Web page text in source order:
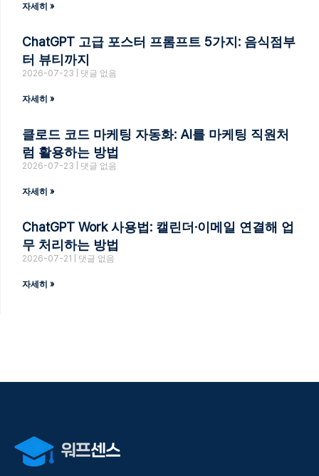
자세히 »
ChatGPT 고급 포스터 프롬프트 5가지: 음식점부
터 뷰티까지
2026-07-23 댓글 없음
자세히 »
클로드 코드 마케팅 자동화: AI를 마케팅 직원처
럼 활용하는 방법
2026-07-23 댓글 없음
자세히 »
ChatGPT Work 사용법: 캘린더·이메일 연결해 업
무 처리하는 방법
2026-07-21 댓글 없음
자세히 »